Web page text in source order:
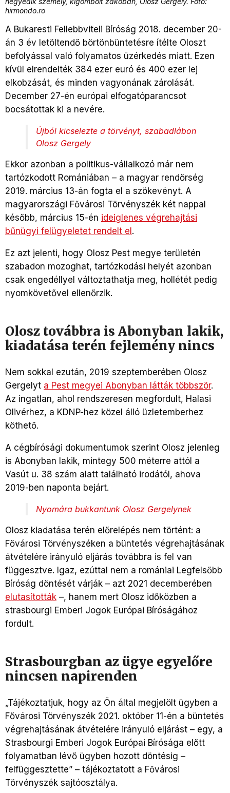
hirmondo.ro
A Bukaresti Fellebbviteli Bíróság 2018. december 20-
án 3 év letöltendő börtönbüntetésre ítélte Oloszt
befolyással való folyamatos üzérkedés miatt. Ezen
kívül elrendelték 384 ezer euró és 400 ezer lej
elkobzását, és minden vagyonának zárolását.
December 27-én európai elfogatóparancsot
bocsátottak ki a nevére.
Újból kicselezte a törvényt, szabadlábon
Olosz Gergely
Ekkor azonban a politikus-vállalkozó már nem
tartózkodott Romániában – a magyar rendőrség
2019. március 13-án fogta el a szökevényt. A
magyarországi Fővárosi Törvényszék két nappal
később, március 15-én ideiglenes végrehajtási
bűnügyi felügyeletet rendelt el.
Ez azt jelenti, hogy Olosz Pest megye területén
szabadon mozoghat, tartózkodási helyét azonban
csak engedéllyel változtathatja meg, hollétét pedig
nyomkövetővel ellenőrzik.
Olosz továbbra is Abonyban lakik,
kiadatása terén fejlemény nincs
Nem sokkal ezután, 2019 szeptemberében Olosz
Gergelyt a Pest megyei Abonyban látták többször.
Az ingatlan, ahol rendszeresen megfordult, Halasi
Olivérhez, a KDNP-hez közel álló üzletemberhez
köthető.
A cégbírósági dokumentumok szerint Olosz jelenleg
is Abonyban lakik, mintegy 500 méterre attól a
Vasút u. 38 szám alatt található irodától, ahova
2019-ben naponta bejárt.
Nyomára bukkantunk Olosz Gergelynek
Olosz kiadatása terén előrelépés nem történt: a
Fővárosi Törvényszéken a büntetés végrehajtásának
átvételére irányuló eljárás továbbra is fel van
függesztve. Igaz, ezúttal nem a romániai Legfelsőbb
Bíróság döntését várják – azt 2021 decemberében
elutasították –, hanem mert Olosz időközben a
strasbourgi Emberi Jogok Európai Bíróságához
fordult.
Strasbourgban az ügye egyelőre
nincsen napirenden
„Tájékoztatjuk, hogy az Ön által megjelölt ügyben a
Fővárosi Törvényszék 2021. október 11-én a büntetés
végrehajtásának átvételére irányuló eljárást – egy, a
Strasbourgi Emberi Jogok Európai Bírósága előtt
folyamatban lévő ügyben hozott döntésig –
felfüggesztette” – tájékoztatott a Fővárosi
Törvényszék sajtóosztálya.